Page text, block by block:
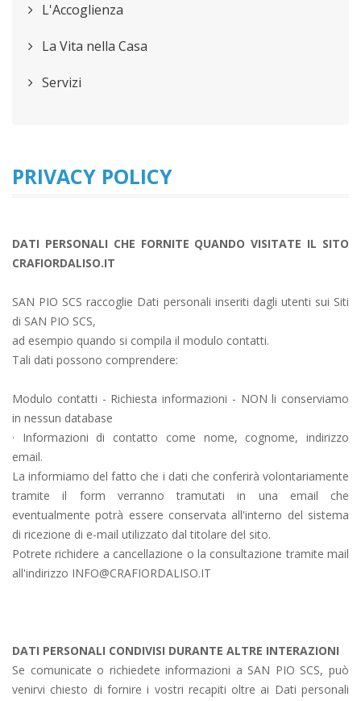
L'Accoglienza
La Vita nella Casa
Servizi
PRIVACY POLICY
DATI PERSONALI CHE FORNITE QUANDO VISITATE IL SITO
CRAFIORDALISO.IT
SAN PIO SCS raccoglie Dati personali inseriti dagli utenti sui Siti
di SAN PIO SCS,
ad esempio quando si compila il modulo contatti.
Tali dati possono comprendere:
Modulo contatti - Richiesta informazioni - NON li conserviamo
in nessun database
· Informazioni di contatto come nome, cognome, indirizzo
email.
La informiamo del fatto che i dati che conferirà volontariamente
tramite il form verranno tramutati in una email che
eventualmente potrà essere conservata all'interno del sistema
di ricezione di e-mail utilizzato dal titolare del sito.
Potrete richidere a cancellazione o la consultazione tramite mail
all'indirizzo INFO@CRAFIORDALISO.IT
DATI PERSONALI CONDIVISI DURANTE ALTRE INTERAZIONI
Se comunicate o richiedete informazioni a SAN PIO SCS, può
venirvi chiesto di fornire i vostri recapiti oltre ai Dati personali